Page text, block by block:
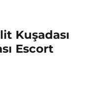
Kuşadası
Escort